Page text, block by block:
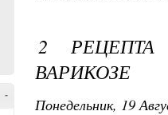
-
2
ВАРИКОЗЕ
Понедельник, 19